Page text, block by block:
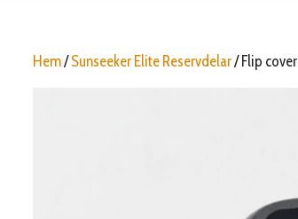
Hem/Sunseeker Elite Reservdelar/ Flip